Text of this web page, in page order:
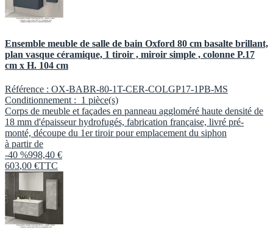
Ensemble meuble de salle de bain Oxford 80 cm basalte brillant,
plan vasque céramique, 1 tiroir , miroir simple , colonne P.17
cm x H. 104 cm
Référence : OX-BABR-80-1T-CER-COLGP17-1PB-MS
Conditionnement : 1 pièce(s)
Corps de meuble et façades en panneau aggloméré haute densité de
18 mm d'épaisseur hydrofugés, fabrication française, livré pré-
monté, découpe du 1er tiroir pour emplacement du siphon
à partir de
-40 %998,40 €
603,00 €TTC